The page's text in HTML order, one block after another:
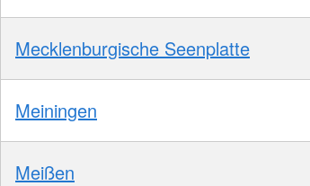
Mecklenburgische Seenplatte
Meiningen
Meißen